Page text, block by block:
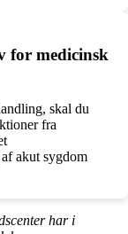
for medicinsk
skal du
fra
akut sygdom
har i